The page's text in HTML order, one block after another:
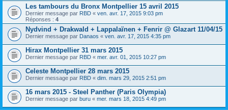
Les tambours du Bronx Montpellier 15 avril 2015
Dernier message par RBD « ven. avr. 17, 2015 9:03 pm
Réponses : 4
Nydvind + Drakwald + Lappalaïnen + Fenrir @ Glazart 11/04/15
Dernier message par Danaos « ven. avr. 17, 2015 4:35 pm
Hirax Montpellier 31 mars 2015
Dernier message par RBD « mer. avr. 01, 2015 10:27 pm
Celeste Montpellier 28 mars 2015
Dernier message par RBD « dim. mars 29, 2015 2:51 pm
16 mars 2015 - Steel Panther (Paris Olympia)
Dernier message par buru « mer. mars 18, 2015 4:49 pm